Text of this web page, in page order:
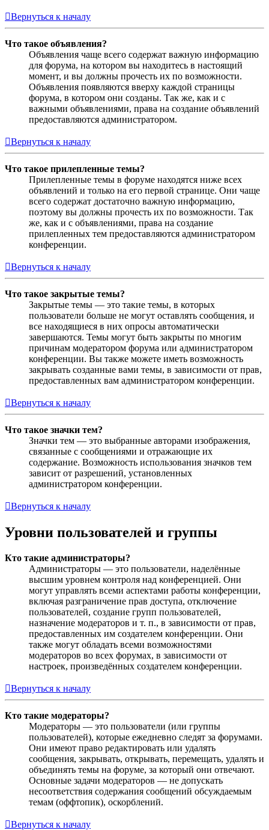
Вернуться к началу
Что такое объявления?
Объявления чаще всего содержат важную информацию
для форума, на котором вы находитесь в настоящий
момент, и вы должны прочесть их по возможности.
Объявления появляются вверху каждой страницы
форума, в котором они созданы. Так же, как и с
важными объявлениями, права на создание объявлений
предоставляются администратором.
Вернуться к началу
Что такое прилепленные темы?
Прилепленные темы в форуме находятся ниже всех
объявлений и только на его первой странице. Они чаще
всего содержат достаточно важную информацию,
поэтому вы должны прочесть их по возможности. Так
же, как и с объявлениями, права на создание
прилепленных тем предоставляются администратором
конференции.
Вернуться к началу
Что такое закрытые темы?
Закрытые темы — это такие темы, в которых
пользователи больше не могут оставлять сообщения, и
все находящиеся в них опросы автоматически
завершаются. Темы могут быть закрыты по многим
причинам модератором форума или администратором
конференции. Вы также можете иметь возможность
закрывать созданные вами темы, в зависимости от прав,
предоставленных вам администратором конференции.
Вернуться к началу
Что такое значки тем?
Значки тем — это выбранные авторами изображения,
связанные с сообщениями и отражающие их
содержание. Возможность использования значков тем
зависит от разрешений, установленных
администратором конференции.
Вернуться к началу
Уровни пользователей и группы
Кто такие администраторы?
Администраторы — это пользователи, наделённые
высшим уровнем контроля над конференцией. Они
могут управлять всеми аспектами работы конференции,
включая разграничение прав доступа, отключение
пользователей, создание групп пользователей,
назначение модераторов и т. п., в зависимости от прав,
предоставленных им создателем конференции. Они
также могут обладать всеми возможностями
модераторов во всех форумах, в зависимости от
настроек, произведённых создателем конференции.
Вернуться к началу
Кто такие модераторы?
Модераторы — это пользователи (или группы
пользователей), которые ежедневно следят за форумами.
Они имеют право редактировать или удалять
сообщения, закрывать, открывать, перемещать, удалять и
объединять темы на форуме, за который они отвечают.
Основные задачи модераторов — не допускать
несоответствия содержания сообщений обсуждаемым
темам (оффтопик), оскорблений.
Вернуться к началу